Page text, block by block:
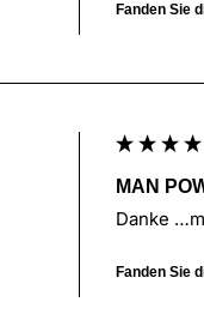
Fanden Sie
MAN
Danke
Fanden Sie